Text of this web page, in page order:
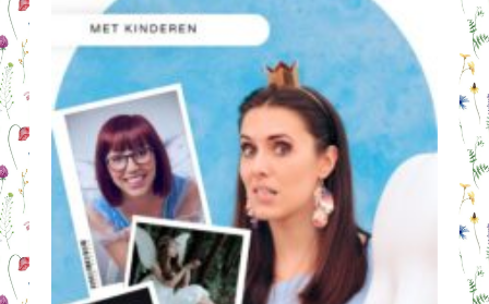
BAKKEN
AAN
EEN
STOK!